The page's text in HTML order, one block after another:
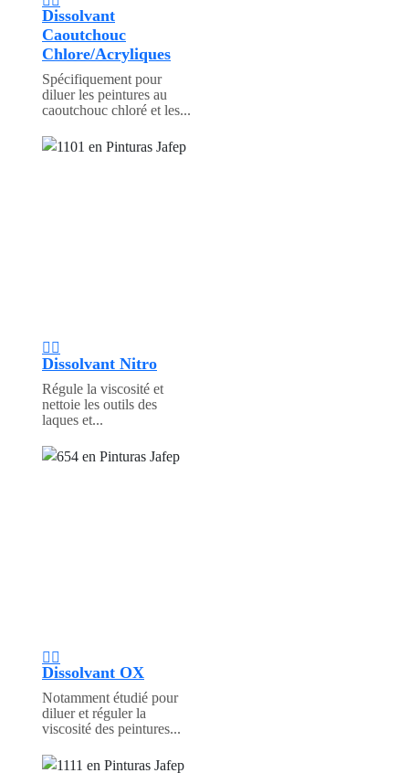
Dissolvant
Caoutchouc
Chlore/Acryliques
Spécifiquement pour
diluer les peintures au
caoutchouc chloré et les...
Dissolvant Nitro
Régule la viscosité et
nettoie les outils des
laques et...
Dissolvant OX
Notamment étudié pour
diluer et réguler la
viscosité des peintures...